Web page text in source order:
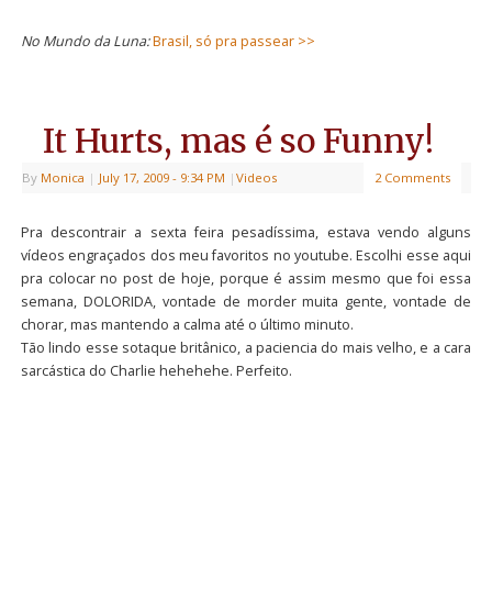
No Mundo da Luna:Brasil, só pra passear >>
It Hurts, mas é so Funny!
By Monica | July 17, 2009 - 9:34 PM | Videos 2 Comments
Pra descontrair a sexta feira pesadíssima, estava vendo alguns
vídeos engraçados dos meu favoritos no youtube. Escolhi esse aqui
pra colocar no post de hoje, porque é assim mesmo que foi essa
semana, DOLORIDA, vontade de morder muita gente, vontade de
chorar, mas mantendo a calma até o último minuto.
Tão lindo esse sotaque britânico, a paciencia do mais velho, e a cara
sarcástica do Charlie hehehehe. Perfeito.